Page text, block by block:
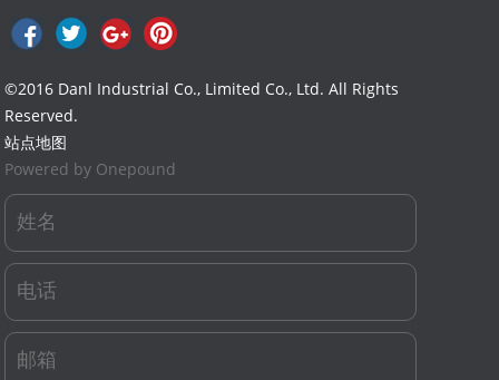
©2016 Danl Industrial Co., Limited Co., Ltd. All Rights
Reserved.
站点地图
Powered by Onepound